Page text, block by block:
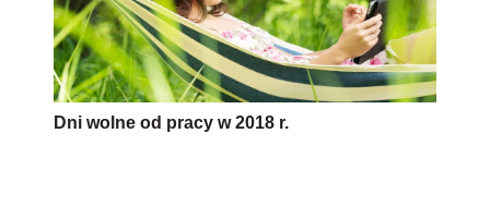
Dni wolne od pracy w 2018 r.